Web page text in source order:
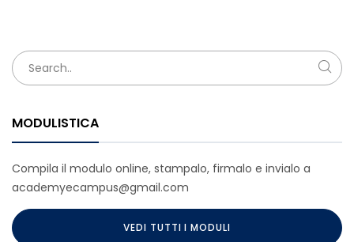
MODULISTICA
Compila il modulo online, stampalo, firmalo e invialo a
academyecampus@gmail.com
VEDI TUTTI I MODULI